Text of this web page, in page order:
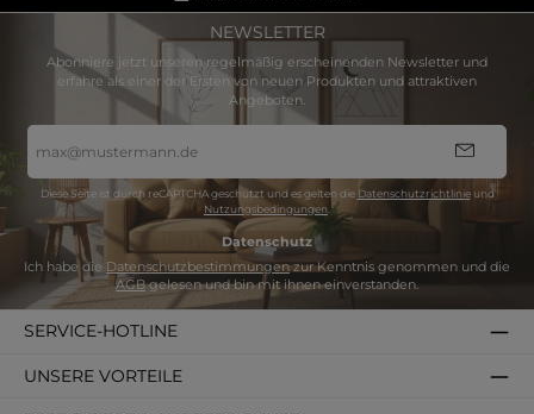
NEWSLETTER
Abonniere jetzt unseren regelmäßig erscheinenden Newsletter und
erfahre als einer der Ersten von neuen Produkten und attraktiven
Angeboten.
Mail-
Adresse
Diese Seite ist durch reCAPTCHA geschützt und es gelten die Datenschutzrichtlinieund
Nutzungsbedingungen.
Datenschutz
Ich habe die Datenschutzbestimmungenzur Kenntnis genommen und die
AGBgelesen und bin mit ihnen einverstanden.
SERVICE-HOTLINE
UNSERE VORTEILE